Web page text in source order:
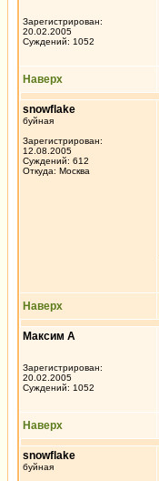
Зарегистрирован:
20.02.2005
Суждений: 1052
Наверх
snowflake
буйная
Зарегистрирован:
12.08.2005
Суждений: 612
Откуда: Москва
Наверх
Максим А
Зарегистрирован:
20.02.2005
Суждений: 1052
Наверх
snowflake
буйная